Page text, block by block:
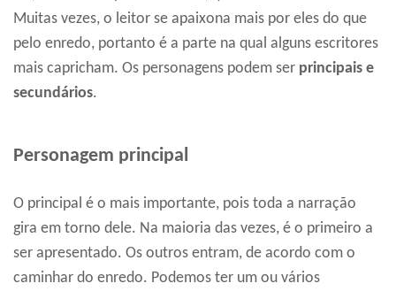
Muitas vezes, o leitor se apaixona mais por eles do que
pelo enredo, portanto é a parte na qual alguns escritores
mais capricham. Os personagens podem ser principais e
secundários.
Personagem principal
O principal é o mais importante, pois toda a narração
gira em torno dele. Na maioria das vezes, é o primeiro a
ser apresentado. Os outros entram, de acordo com o
caminhar do enredo. Podemos ter um ou vários